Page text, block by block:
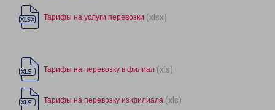
Тарифы на услуги перевозки (xlsx)
Тарифы на перевозку в филиал (xls)
Тарифы на перевозку из филиала (xls)